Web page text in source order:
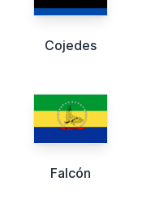
Cojedes
Falcón